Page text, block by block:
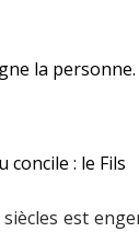
la personne.
concile : le Fils
est